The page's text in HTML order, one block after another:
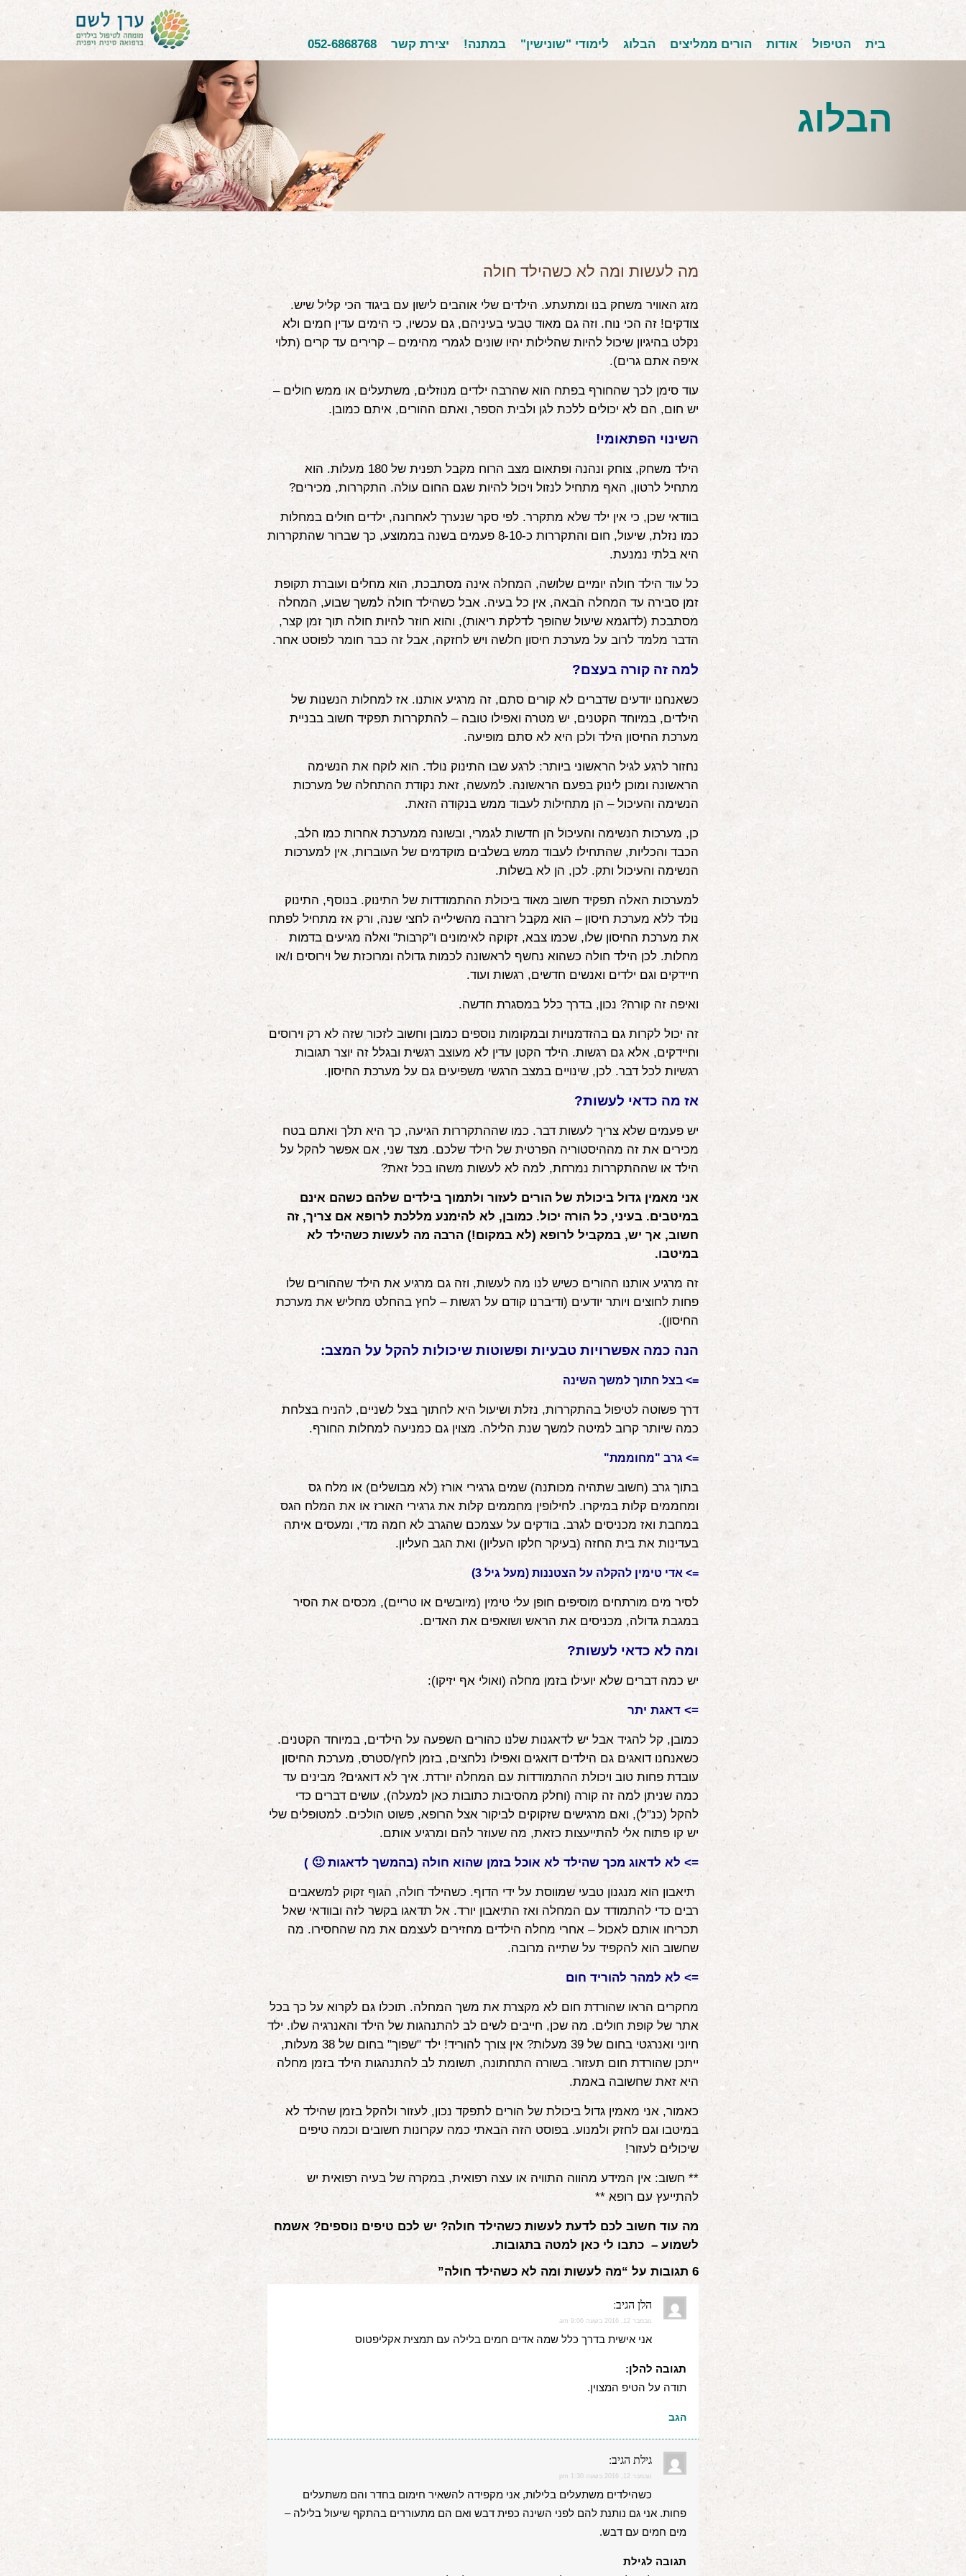
בית הטיפול אודות הורים ממליצים הבלוג לימודי "שונישין" במתנה! יצירת קשר 052-6868768
הבלוג
מה לעשות ומה לא כשהילד חולה
מזג האוויר משחק בנו ומתעתע. הילדים שלי אוהבים לישון עם ביגוד הכי קליל שיש.
צודקים! זה הכי נוח. וזה גם מאוד טבעי בעיניהם, גם עכשיו, כי הימים עדין חמים ולא
נקלט בהיגיון שיכול להיות שהלילות יהיו שונים לגמרי מהימים – קרירים עד קרים (תלוי
איפה אתם גרים).
עוד סימן לכך שהחורף בפתח הוא שהרבה ילדים מנוזלים, משתעלים או ממש חולים –
יש חום, הם לא יכולים ללכת לגן ולבית הספר, ואתם ההורים, איתם כמובן.
השינוי הפתאומי!
הילד משחק, צוחק ונהנה ופתאום מצב הרוח מקבל תפנית של 180 מעלות. הוא
מתחיל לרטון, האף מתחיל לנזול ויכול להיות שגם החום עולה. התקררות, מכירים?
בוודאי שכן, כי אין ילד שלא מתקרר. לפי סקר שנערך לאחרונה, ילדים חולים במחלות
כמו נזלת, שיעול, חום והתקררות כ-8-10 פעמים בשנה בממוצע, כך שברור שהתקררות
היא בלתי נמנעת.
כל עוד הילד חולה יומיים שלושה, המחלה אינה מסתבכת, הוא מחלים ועוברת תקופת
זמן סבירה עד המחלה הבאה, אין כל בעיה. אבל כשהילד חולה למשך שבוע, המחלה
מסתבכת (לדוגמא שיעול שהופך לדלקת ריאות), והוא חוזר להיות חולה תוך זמן קצר,
הדבר מלמד לרוב על מערכת חיסון חלשה ויש לחזקה, אבל זה כבר חומר לפוסט אחר.
למה זה קורה בעצם?
כשאנחנו יודעים שדברים לא קורים סתם, זה מרגיע אותנו. אז למחלות הנשנות של
הילדים, במיוחד הקטנים, יש מטרה ואפילו טובה – להתקררות תפקיד חשוב בבניית
מערכת החיסון הילד ולכן היא לא סתם מופיעה.
נחזור לרגע לגיל הראשוני ביותר: לרגע שבו התינוק נולד. הוא לוקח את הנשימה
הראשונה ומוכן לינוק בפעם הראשונה. למעשה, זאת נקודת ההתחלה של מערכות
הנשימה והעיכול – הן מתחילות לעבוד ממש בנקודה הזאת.
כן, מערכות הנשימה והעיכול הן חדשות לגמרי, ובשונה ממערכת אחרות כמו הלב,
הכבד והכליות, שהתחילו לעבוד ממש בשלבים מוקדמים של העוברות, אין למערכות
הנשימה והעיכול ותק. לכן, הן לא בשלות.
למערכות האלה תפקיד חשוב מאוד ביכולת ההתמודדות של התינוק. בנוסף, התינוק
נולד ללא מערכת חיסון – הוא מקבל רזרבה מהשילייה לחצי שנה, ורק אז מתחיל לפתח
את מערכת החיסון שלו, שכמו צבא, זקוקה לאימונים ו"קרבות" ואלה מגיעים בדמות
מחלות. לכן הילד חולה כשהוא נחשף לראשונה לכמות גדולה ומרוכזת של וירוסים ו/או
חיידקים וגם ילדים ואנשים חדשים, רגשות ועוד.
ואיפה זה קורה? נכון, בדרך כלל במסגרת חדשה.
זה יכול לקרות גם בהזדמנויות ובמקומות נוספים כמובן וחשוב לזכור שזה לא רק וירוסים
וחיידקים, אלא גם רגשות. הילד הקטן עדין לא מעוצב רגשית ובגלל זה יוצר תגובות
רגשיות לכל דבר. לכן, שינויים במצב הרגשי משפיעים גם על מערכת החיסון.
אז מה כדאי לעשות?
יש פעמים שלא צריך לעשות דבר. כמו שההתקררות הגיעה, כך היא תלך ואתם בטח
מכירים את זה מההיסטוריה הפרטית של הילד שלכם. מצד שני, אם אפשר להקל על
הילד או שההתקררות נמרחת, למה לא לעשות משהו בכל זאת?
אני מאמין גדול ביכולת של הורים לעזור ולתמוך בילדים שלהם כשהם אינם
במיטבים. בעיני, כל הורה יכול. כמובן, לא להימנע מללכת לרופא אם צריך, זה
חשוב, אך יש, במקביל לרופא (לא במקום!) הרבה מה לעשות כשהילד לא
במיטבו.
זה מרגיע אותנו ההורים כשיש לנו מה לעשות, וזה גם מרגיע את הילד שההורים שלו
פחות לחוצים ויותר יודעים (ודיברנו קודם על רגשות – לחץ בהחלט מחליש את מערכת
החיסון).
הנה כמה אפשרויות טבעיות ופשוטות שיכולות להקל על המצב:
=> בצל חתוך למשך השינה
דרך פשוטה לטיפול בהתקררות, נזלת ושיעול היא לחתוך בצל לשניים, להניח בצלחת
כמה שיותר קרוב למיטה למשך שנת הלילה. מצוין גם כמניעה למחלות החורף.
=> גרב "מחוממת"
בתוך גרב (חשוב שתהיה מכותנה) שמים גרגירי אורז (לא מבושלים) או מלח גס
ומחממים קלות במיקרו. לחילופין מחממים קלות את גרגירי האורז או את המלח הגס
במחבת ואז מכניסים לגרב. בודקים על עצמכם שהגרב לא חמה מדי, ומעסים איתה
בעדינות את בית החזה (בעיקר חלקו העליון) ואת הגב העליון.
=> אדי טימין להקלה על הצטננות (מעל גיל 3)
לסיר מים מורתחים מוסיפים חופן עלי טימין (מיובשים או טריים), מכסים את הסיר
במגבת גדולה, מכניסים את הראש ושואפים את האדים.
ומה לא כדאי לעשות?
יש כמה דברים שלא יועילו בזמן מחלה (ואולי אף יזיקו):
=> דאגת יתר
כמובן, קל להגיד אבל יש לדאגנות שלנו כהורים השפעה על הילדים, במיוחד הקטנים.
כשאנחנו דואגים גם הילדים דואגים ואפילו נלחצים, בזמן לחץ/סטרס, מערכת החיסון
עובדת פחות טוב ויכולת ההתמודדות עם המחלה יורדת. איך לא דואגים? מבינים עד
כמה שניתן למה זה קורה (וחלק מהסיבות כתובות כאן למעלה), עושים דברים כדי
להקל (כנ"ל), ואם מרגישים שזקוקים לביקור אצל הרופא, פשוט הולכים. למטופלים שלי
יש קו פתוח אלי להתייעצות כזאת, מה שעוזר להם ומרגיע אותם.
=> לא לדאוג מכך שהילד לא אוכל בזמן שהוא חולה (בהמשך לדאגות 🙂 )
תיאבון הוא מנגנון טבעי שמווסת על ידי הדוף. כשהילד חולה, הגוף זקוק למשאבים
רבים כדי להתמודד עם המחלה ואז התיאבון יורד. אל תדאגו בקשר לזה ובוודאי שאל
תכריחו אותם לאכול – אחרי מחלה הילדים מחזירים לעצמם את מה שהחסירו. מה
שחשוב הוא להקפיד על שתייה מרובה.
=> לא למהר להוריד חום
מחקרים הראו שהורדת חום לא מקצרת את משך המחלה. תוכלו גם לקרוא על כך בכל
אתר של קופת חולים. מה שכן, חייבים לשים לב להתנהגות של הילד והאנרגיה שלו. ילד
חיוני ואנרגטי בחום של 39 מעלות? אין צורך להוריד! ילד "שפוך" בחום של 38 מעלות,
ייתכן שהורדת חום תעזור. בשורה התחתונה, תשומת לב להתנהגות הילד בזמן מחלה
היא זאת שחשובה באמת.
כאמור, אני מאמין גדול ביכולת של הורים לתפקד נכון, לעזור ולהקל בזמן שהילד לא
במיטבו וגם לחזק ולמנוע. בפוסט הזה הבאתי כמה עקרונות חשובים וכמה טיפים
שיכולים לעזור!
** חשוב: אין המידע מהווה התוויה או עצה רפואית, במקרה של בעיה רפואית יש
להתייעץ עם רופא **
מה עוד חשוב לכם לדעת לעשות כשהילד חולה? יש לכם טיפים נוספים? אשמח
לשמוע – כתבו לי כאן למטה בתגובות.
6 תגובות על “מה לעשות ומה לא כשהילד חולה”
הלן הגיב:
נובמבר 12, 2016 בשעה 9:06 am
אני אישית בדרך כלל שמה אדים חמים בלילה עם תמצית אקליפטוס
תגובה להלן:
תודה על הטיפ המצוין.
הגב
גילת הגיב:
נובמבר 12, 2016 בשעה 1:30 pm
כשהילדים משתעלים בלילות, אני מקפידה להשאיר חימום בחדר והם משתעלים
פחות. אני גם נותנת להם לפני השינה כפית דבש ואם הם מתעוררים בהתקף שיעול בלילה –
מים חמים עם דבש.
תגובה לגילת